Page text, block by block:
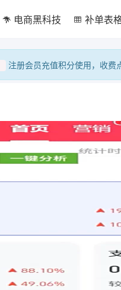
电商黑科技 补单表
注册会员充值积分使用，收费